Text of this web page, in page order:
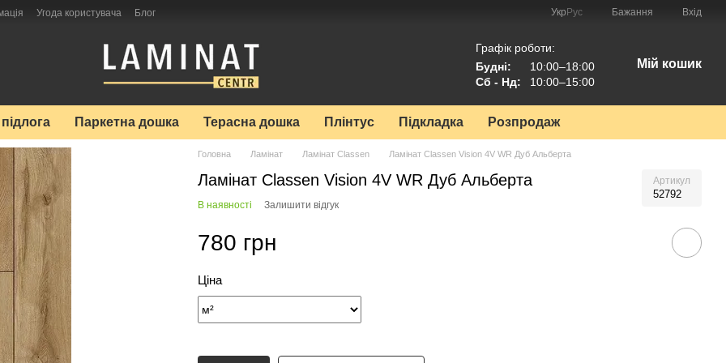
Угода користувача Блог Укр Рус Бажання Вхід
Графік роботи:
Будні:
10:00–18:00
Сб - Нд:
10:00–15:00
Мій кошик
Паркетна дошка Терасна дошка Плінтус Підкладка Розпродаж
Головна Ламінат Ламінат Classen Ламінат Classen Vision 4V WR Дуб Альберта
Ламінат Classen Vision 4V WR Дуб Альберта Артикул
52792
В наявності Залишити відгук
780 грн
Ціна